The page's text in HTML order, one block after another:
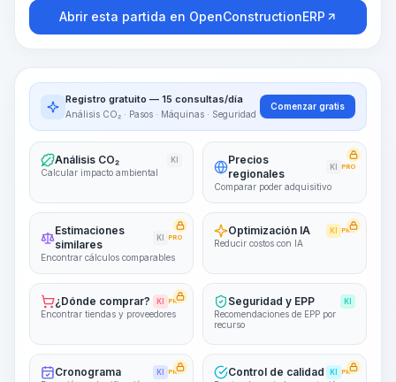
Abrir esta partida en OpenConstructionERP
Registro gratuito — 15 consultas/día
Análisis CO₂ · Pasos · Máquinas · Seguridad
Comenzar gratis
Análisis CO₂ KI
Calcular impacto ambiental
Precios
regionales
KI PRO
Comparar poder adquisitivo
Estimaciones
similares
KI PRO
Encontrar cálculos comparables
Optimización IA KI PRO
Reducir costos con IA
¿Dónde comprar? KI PRO
Encontrar tiendas y proveedores
Seguridad y EPP KI
Recomendaciones de EPP por
recurso
Cronograma KI PRO Control de calidad KI PRO